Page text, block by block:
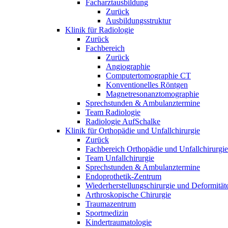
Facharztausbildung
Zurück
Ausbildungsstruktur
Klinik für Radiologie
Zurück
Fachbereich
Zurück
Angiographie
Computertomographie CT
Konventionelles Röntgen
Magnetresonanztomographie
Sprechstunden & Ambulanztermine
Team Radiologie
Radiologie AufSchalke
Klinik für Orthopädie und Unfallchirurgie
Zurück
Fachbereich Orthopädie und Unfallchirurgie
Team Unfallchirurgie
Sprechstunden & Ambulanztermine
Endoprothetik-Zentrum
Wiederherstellungschirurgie und
Arthroskopische Chirurgie
Traumazentrum
Sportmedizin
Kindertraumatologie